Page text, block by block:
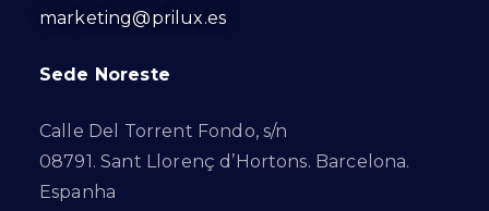
marketing@prilux.es
Sede Noreste
Calle Del Torrent Fondo, s/n
08791. Sant Llorenç d’Hortons. Barcelona.
Espanha